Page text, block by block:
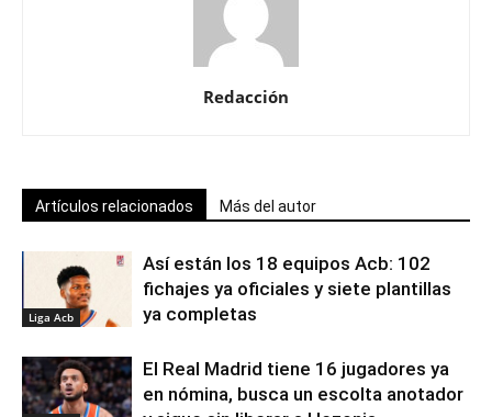
Redacción
Artículos relacionados Más del autor
Liga Acb
Así están los 18 equipos Acb: 102
fichajes ya oficiales y siete plantillas
ya completas
El Real Madrid tiene 16 jugadores ya
en nómina, busca un escolta anotador